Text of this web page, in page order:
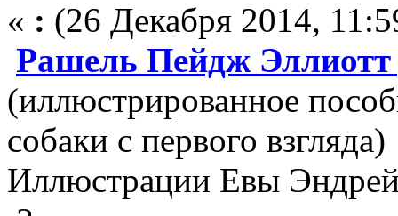
« : (26 Декабря 2014,
Рашель Пейдж
(иллюстрированное
собаки с первого взгляда)
Иллюстрации Евы